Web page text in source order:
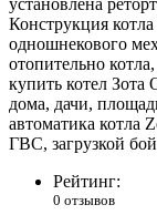
установлена
Конструкция
одношнекового
отопительно
купить котел Зота
дома, дачи,
автоматика котла
ГВС, загрузкой
Рейтинг:
0 отзывов